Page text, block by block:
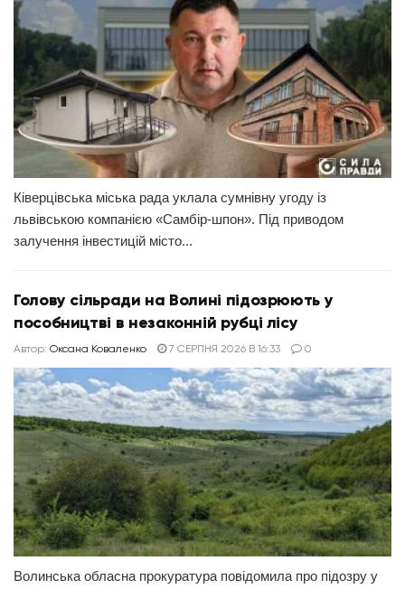
Ківерцівська міська рада уклала сумнівну угоду із
львівською компанією «Самбір-шпон». Під приводом
залучення інвестицій місто...
Голову сільради на Волині підозрюють у
пособництві в незаконній рубці лісу
Автор: Оксана Коваленко 7 СЕРПНЯ 2026 В 16:33 0
Волинська обласна прокуратура повідомила про підозру у